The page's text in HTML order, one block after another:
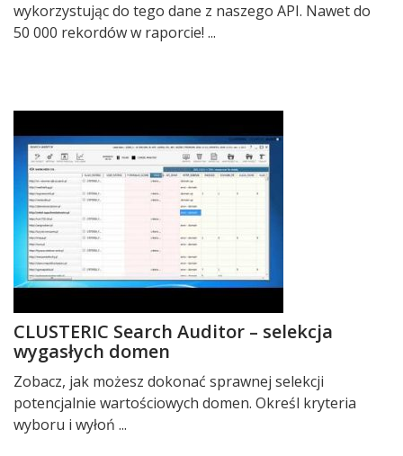
wykorzystując do tego dane z naszego API. Nawet do
50 000 rekordów w raporcie! ...
CLUSTERIC Search Auditor – selekcja
wygasłych domen
Zobacz, jak możesz dokonać sprawnej selekcji
potencjalnie wartościowych domen. Określ kryteria
wyboru i wyłoń ...